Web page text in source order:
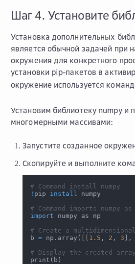
Шаг 4. Установите
Установка дополнительных
является обычной задачей при
окружения для конкретного
установки pip-пакетов в
окружение используется
Установим библиотеку numpy и
многомерными массивами:
Запустите созданное
Скопируйте и выполните
# Command install numpy
! pip install
numpy
# Command imports numpy as
import numpy as np
# Create a
b = np.array ( [ [ 1.5 , 2 , 3 ] ,
# Display the created
print ( b )